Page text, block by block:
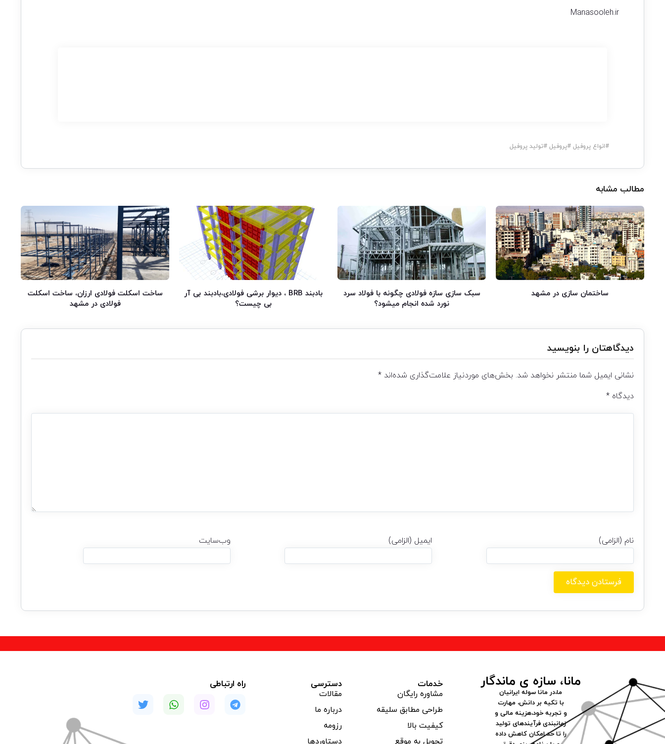
Manasooleh.ir
#انواع پروفیل #پروفیل #تولید پروفیل
مطالب مشابه
ساختمان سازی در مشهد
سبک سازی سازه فولادی چگونه با فولاد سرد
نورد شده انجام میشود؟
بادبند BRB ، دیوار برشی فولادی،بادبند بی آر
بی چیست؟
ساخت اسکلت فولادی ارزان، ساخت اسکلت
فولادی در مشهد
دیدگاهتان را بنویسید
نشانی ایمیل شما منتشر نخواهد شد. بخش‌های موردنیاز علامت‌گذاری شده‌اند *
دیدگاه *
نام (الزامی) ایمیل (الزامی) وب‌سایت
مانا، سازه ی ماندگار
ما،در مانا سوله ایرانیان
با تکیه بر دانش، مهارت
و تجربه خود،هزینه مالی و
زمانبندی فرآیندهای تولید
را تا حد امکان کاهش داده
خدمات
مشاوره رایگان
طراحی مطابق سلیقه
کیفیت بالا
تحویل به موقع
دسترسی
مقالات
درباره ما
رزومه
دستاوردها
راه ارتباطی